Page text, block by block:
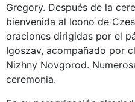
Gregory. Después de la
bienvenida al Icono de
oraciones dirigidas por el
Igoszav, acompañado por
Nizhny Novgorod.
ceremonia.